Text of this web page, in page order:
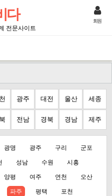
다
전문사이트
회원
광주 대전 울산 세종
전남 경북 경남 제주
광명 광주 구리 군포
성남 수원 시흥
양평 여주 연천 오산
파주 평택 포천